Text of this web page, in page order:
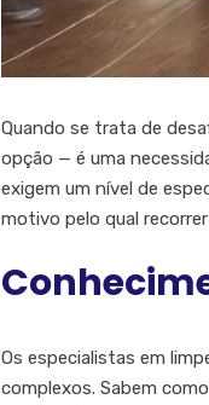
Quando se trata de
opção — é uma
exigem um nível de
motivo pelo qual
Os especialistas em
complexos. Sabem